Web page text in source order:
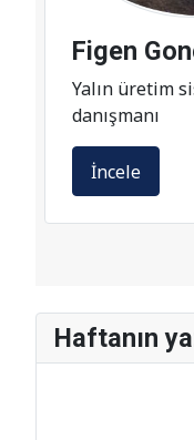
Yalın üretim
danışmanı
İncele